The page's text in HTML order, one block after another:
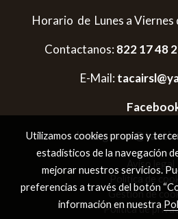
Horario de Lunes a Viernes
Contactanos: 822 17 48
E-Mail:
Instagram:
Aviso legal
Gestión de
Política de
Utilizamos cookies propias y
estadísticos de la navegación
mejorar nuestros servicios.
preferencias a través del botón
información en nuestra